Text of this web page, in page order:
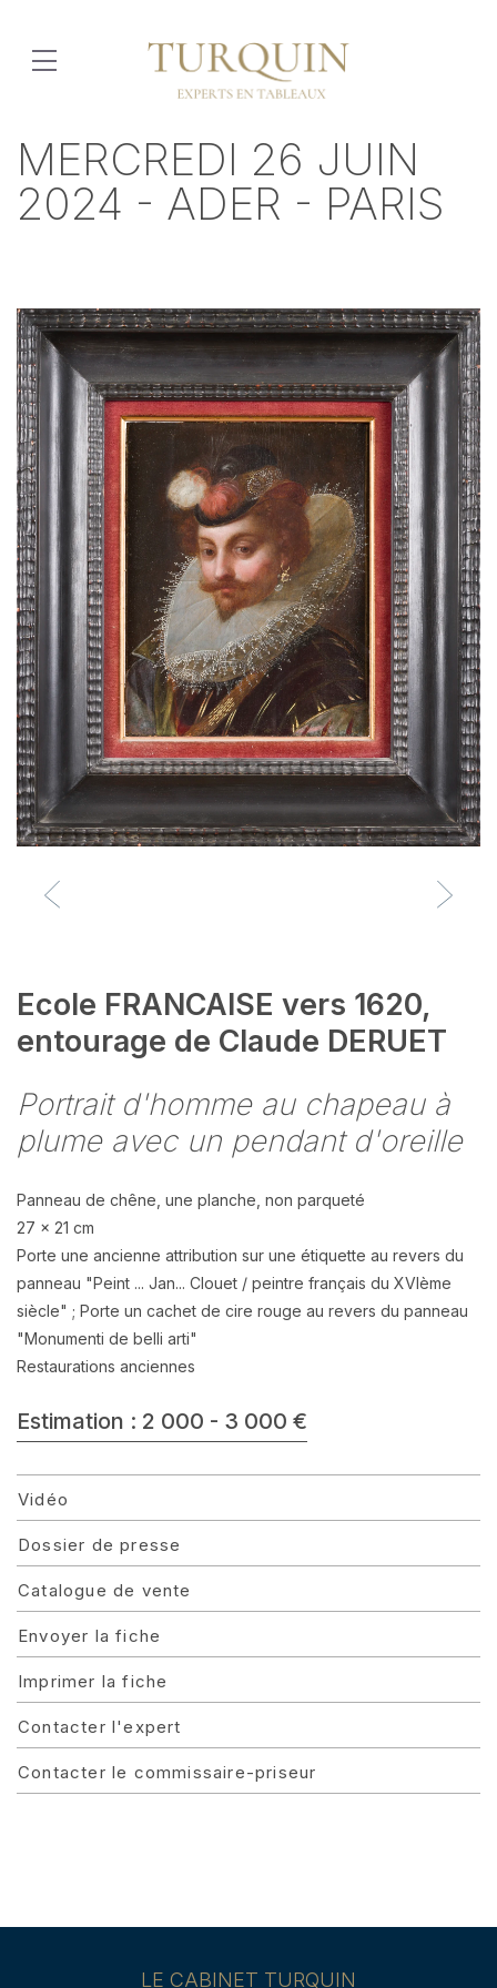
MERCREDI 26 JUIN
2024 - ADER - PARIS
Ecole FRANCAISE vers 1620,
entourage de Claude DERUET
Portrait d'homme au chapeau à
plume avec un pendant d'oreille
Panneau de chêne, une planche, non parqueté
27 x 21 cm
Porte une ancienne attribution sur une étiquette au revers du
panneau "Peint ... Jan... Clouet / peintre français du XVIème
siècle" ; Porte un cachet de cire rouge au revers du panneau
"Monumenti de belli arti"
Restaurations anciennes
Estimation : 2 000 - 3 000 €
Vidéo
Dossier de presse
Catalogue de vente
Envoyer la fiche
Imprimer la fiche
Contacter l'expert
Contacter le commissaire-priseur
LE CABINET TURQUIN